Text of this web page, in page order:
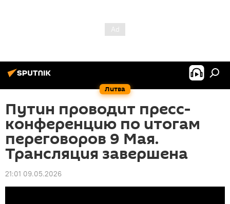
Литва
Путин проводит пресс-
конференцию по итогам
переговоров 9 Мая.
Трансляция завершена
21:01 09.05.2026